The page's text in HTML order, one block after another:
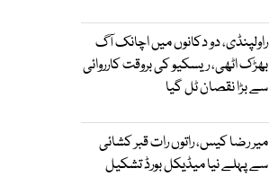
راولپنڈی، دو دکانوں میں اچانک آگ
بھڑک اٹھی، ریسکیو کی بروقت کارروائی
سے بڑا نقصان ٹل گیا
میر رضا کیس، راتوں رات قبر کشائی
سے پہلے نیا میڈیکل بورڈ تشکیل